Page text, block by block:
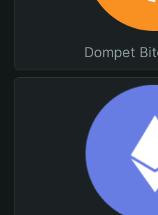
Dompet